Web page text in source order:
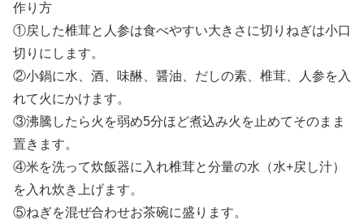
作り方
①戻した椎茸と人参は食べやすい大きさに切りねぎは小口
切りにします。
②小鍋に水、酒、味醂、醤油、だしの素、椎茸、人参を入
れて火にかけます。
③沸騰したら火を弱め5分ほど煮込み火を止めてそのまま
置きます。
④米を洗って炊飯器に入れ椎茸と分量の水（水+戻し汁）
を入れ炊き上げます。
⑤ねぎを混ぜ合わせお茶碗に盛ります。